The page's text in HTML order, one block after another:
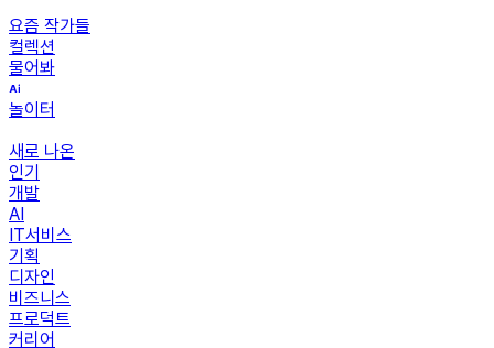
요즘 작가들
컬렉션
물어봐
놀이터
새로 나온
인기
개발
AI
IT서비스
기획
디자인
비즈니스
프로덕트
커리어